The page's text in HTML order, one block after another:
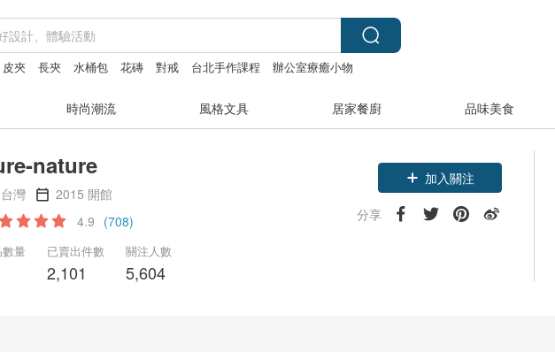
皮夾 長夾 水桶包 花磚 對戒 台北手作課程 辦公室療癒小物
時尚潮流 風格文具 居家餐廚 品味美食
nature
台灣
2015 開館
4.9 (708)
量 已賣出件數
2,101
關注人數
5,604
加入關注
分享